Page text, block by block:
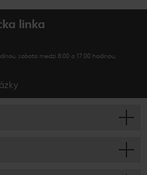
linka
sobota medzi 8:00 a 17:00 hodinou,